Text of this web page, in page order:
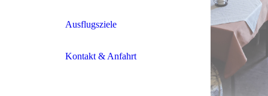
Ausflugsziele
Kontakt & Anfahrt